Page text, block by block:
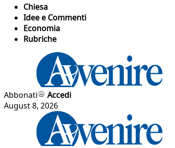
Chiesa
Idee e Commenti
Economia
Rubriche
Abbonati
Accedi
August 8, 2026